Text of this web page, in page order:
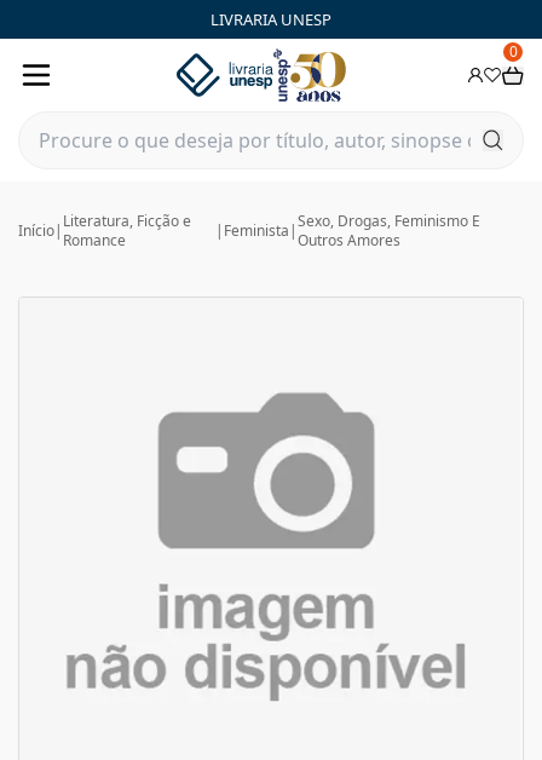
LIVRARIA UNESP
0
Início| Literatura, Ficção e
Romance
| Feminista |Sexo, Drogas, Feminismo E
Outros Amores